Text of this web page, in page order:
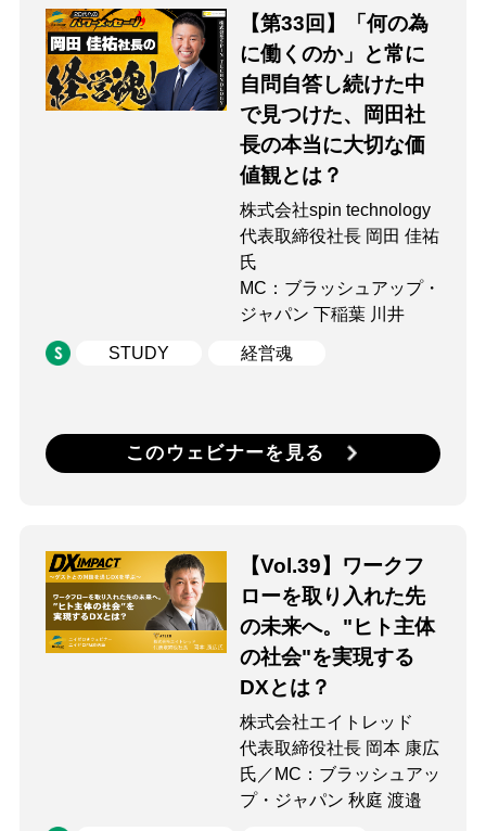
【第33回】「何の為
に働くのか」と常に
自問自答し続けた中
で見つけた、岡田社
長の本当に大切な価
値観とは？
株式会社spin technology
代表取締役社長 岡田 佳祐
氏
MC：ブラッシュアップ・
ジャパン 下稲葉 川井
STUDY 経営魂
このウェビナーを見る
【Vol.39】ワークフ
ローを取り入れた先
の未来へ。"ヒト主体
の社会"を実現する
DXとは？
株式会社エイトレッド
代表取締役社長 岡本 康広
氏／MC：ブラッシュアッ
プ・ジャパン 秋庭 渡邉